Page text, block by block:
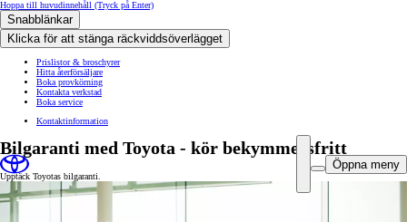
Hoppa till huvudinnehåll (Tryck på Enter)
Snabblänkar
Klicka för att stänga räckviddsöverlägget
Prislistor & broschyrer
Hitta återförsäljare
Boka provkörning
Kontakta verkstad
Boka service
Kontaktinformation
Öppna meny
Bilgaranti med Toyota - kör bekymmersfritt
Upptäck Toyotas bilgaranti.